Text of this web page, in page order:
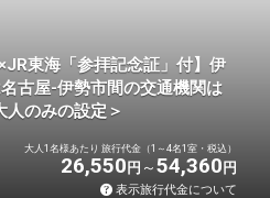
東海「参拝記念証」付】伊
屋-伊勢市間の交通機関は
のみの設定＞
大人1名様あたり 旅行代金（1～4名1室・税込）
26,550 円 54,360 円
表示旅行代金について